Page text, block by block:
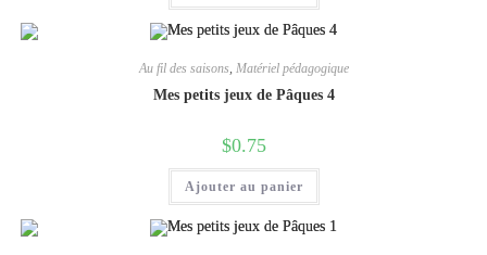
Au fil des saisons, Matériel pédagogique
Mes petits jeux de Pâques 4
$0.75
Ajouter au panier